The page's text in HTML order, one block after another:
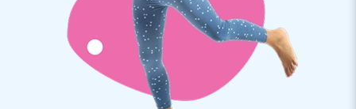
'Noël' : vous ne le regretterez pas
JB Gonflables propose toute une collection de structures
gonflables de Noël à vendre. Ces accroche-regard gonflables
sur le thème "Noël" font ressortir votre stand ou votre
boutique. Une boule à neige avec de la neige donne une